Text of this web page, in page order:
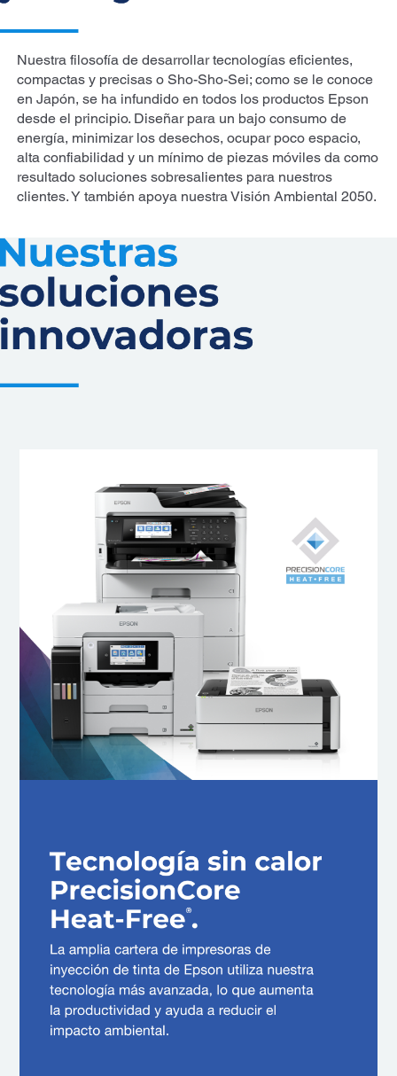
Nuestra filosofía de desarrollar tecnologías eficientes,
compactas y precisas o Sho-Sho-Sei; como se le conoce
en Japón, se ha infundido en todos los productos Epson
desde el principio. Diseñar para un bajo consumo de
energía, minimizar los desechos, ocupar poco espacio,
alta confiabilidad y un mínimo de piezas móviles da como
resultado soluciones sobresalientes para nuestros
clientes. Y también apoya nuestra Visión Ambiental 2050.